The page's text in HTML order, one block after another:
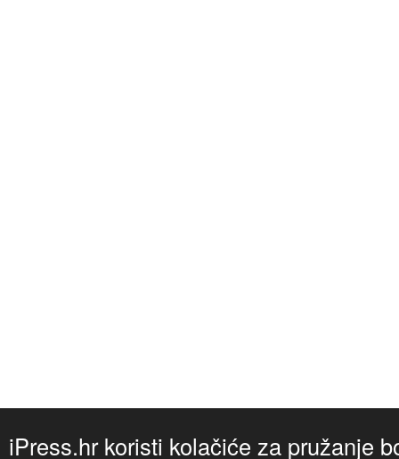
iPress.hr koristi kolačiće za pružanje